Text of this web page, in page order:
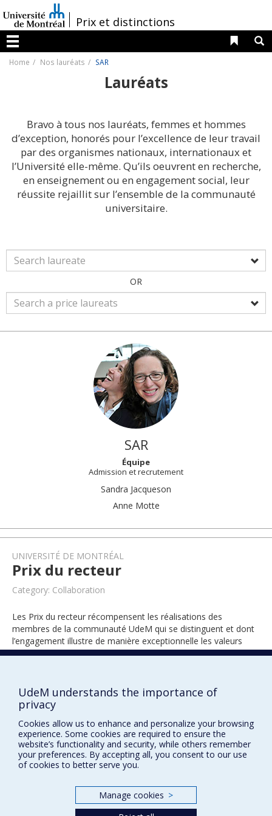
au
contenu
/Prix et distinctions
Menu
Liens
Home Nos lauréats SAR
Lauréats
Bravo à tous nos lauréats, femmes et hommes
d’exception, honorés pour l’excellence de leur travail
par des organismes nationaux, internationaux et
l’Université elle-même. Qu’ils oeuvrent en recherche,
en enseignement ou en engagement social, leur
réussite rejaillit sur l’ensemble de la communauté
universitaire.
OR
SAR
Équipe
Admission et recrutement
Sandra Jacqueson
Anne Motte
UNIVERSITÉ DE MONTRÉAL
Prix du recteur
Category: Collaboration
Les Prix du recteur récompensent les réalisations des
membres de la communauté UdeM qui se distinguent et dont
l’engagement illustre de manière exceptionnelle les valeurs
universitaires.
UdeM understands the importance of
privacy
Cookies allow us to enhance and personalize your browsing
experience. Some cookies are required to ensure the
website’s functionality and security, while others remember
your preferences. By accepting all, you consent to our use
of cookies to better serve you.
Manage cookies >